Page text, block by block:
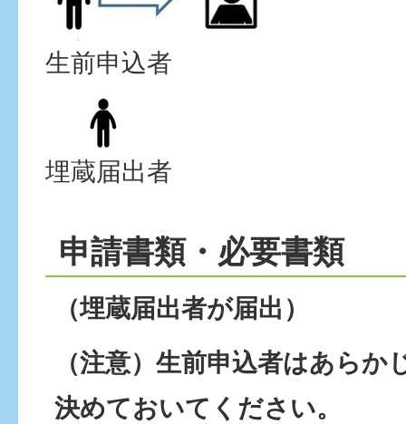
生前申込者
埋蔵届出者
申請書類・必要書類
（埋蔵届出者が届出）
（注意）生前申込者はあらか
決めておいてください。